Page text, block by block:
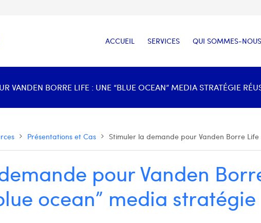
ACCUEIL SERVICES QUI SOMMES-
VANDEN BORRE LIFE : UNE “BLUE OCEAN” MEDIA STRATÉGIE
Présentations et Cas Stimuler la demande pour Vanden Borre
pour Vanden
ocean” media stratégie